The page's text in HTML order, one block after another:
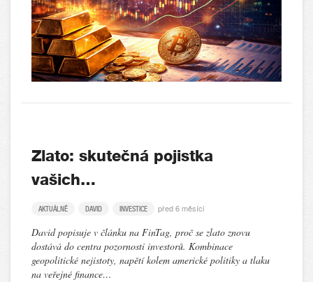
Zlato: skutečná pojistka
vašich…
AKTUÁLNĚ DAVID INVESTICE před 6 měsíci
David popisuje v článku na FinTag, proč se zlato znovu
dostává do centra pozornosti investorů. Kombinace
geopolitické nejistoty, napětí kolem americké politiky a tlaku
na veřejné finance…